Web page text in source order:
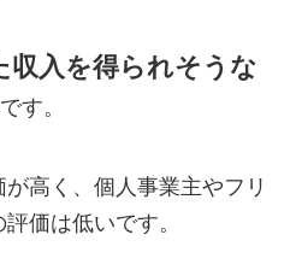
収入を得られそうな
す。
高く、個人事業主やフリ
価は低いです。